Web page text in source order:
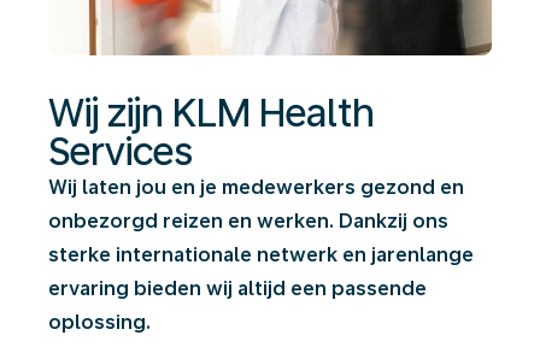
Wij zijn KLM Health
Services
Wij laten jou en je medewerkers gezond en
onbezorgd reizen en werken. Dankzij ons
sterke internationale netwerk en jarenlange
ervaring bieden wij altijd een passende
oplossing.